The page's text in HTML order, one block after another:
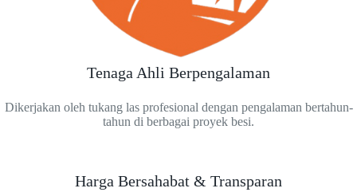
Tenaga Ahli Berpengalaman
Dikerjakan oleh tukang las profesional dengan pengalaman bertahun-
tahun di berbagai proyek besi.
Harga Bersahabat & Transparan